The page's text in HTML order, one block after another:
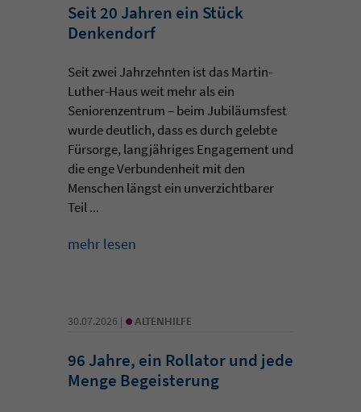
Seit 20 Jahren ein Stück
Denkendorf
Seit zwei Jahrzehnten ist das Martin-
Luther-Haus weit mehr als ein
Seniorenzentrum – beim Jubiläumsfest
wurde deutlich, dass es durch gelebte
Fürsorge, langjähriges Engagement und
die enge Verbundenheit mit den
Menschen längst ein unverzichtbarer
Teil ...
mehr lesen
30.07.2026 | • ALTENHILFE
96 Jahre, ein Rollator und jede
Menge Begeisterung